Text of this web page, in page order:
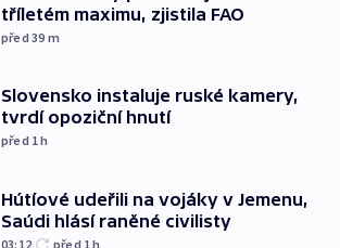
tříletém maximu, zjistila FAO
před 39 m
Slovensko instaluje ruské kamery,
tvrdí opoziční hnutí
před 1h
Hútíové udeřili na vojáky v Jemenu,
Saúdi hlásí raněné civilisty
03:12 před 1h